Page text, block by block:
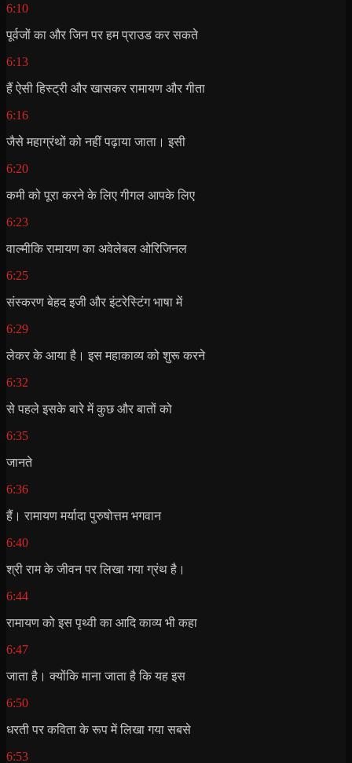
6:10
पूर्वजों का और जिन पर हम प्राउड कर सकते
6:13
हैं ऐसी हिस्ट्री और खासकर रामायण और गीता
6:16
जैसे महाग्रंथों को नहीं पढ़ाया जाता। इसी
6:20
कमी को पूरा करने के लिए गीगल आपके लिए
6:23
वाल्मीकि रामायण का अवेलेबल ओरिजिनल
6:25
संस्करण बेहद इजी और इंटरेस्टिंग भाषा में
6:29
लेकर के आया है। इस महाकाव्य को शुरू करने
6:32
से पहले इसके बारे में कुछ और बातों को
6:35
जानते
6:36
हैं। रामायण मर्यादा पुरुषोत्तम भगवान
6:40
श्री राम के जीवन पर लिखा गया ग्रंथ है।
6:44
रामायण को इस पृथ्वी का आदि काव्य भी कहा
6:47
जाता है। क्योंकि माना जाता है कि यह इस
6:50
धरती पर कविता के रूप में लिखा गया सबसे
6:53